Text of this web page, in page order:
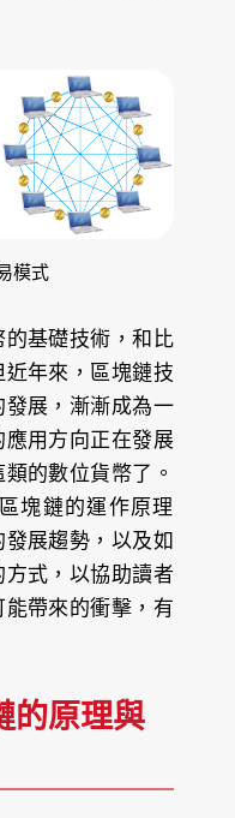
模式
基礎技術，和比
年來，區塊鏈技
展，漸漸成為一
用方向正在發展
的數位貨幣了。
塊鏈的運作原理
展趨勢，以及如
式，以協助讀者
帶來的衝擊，有
的原理與